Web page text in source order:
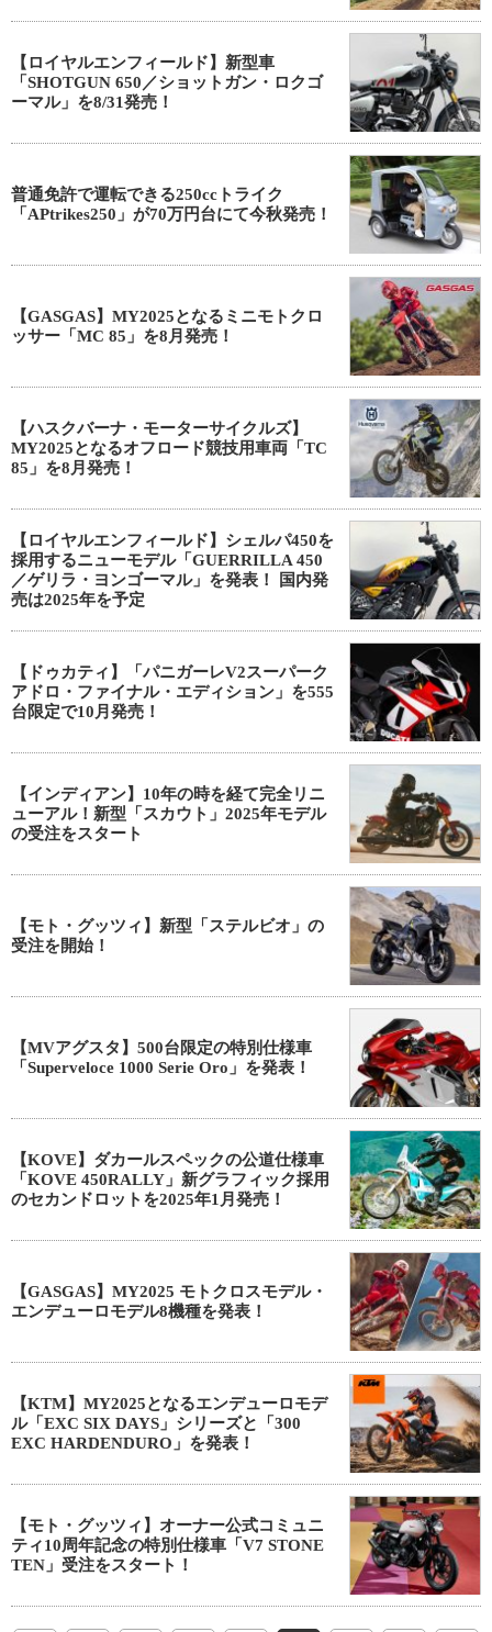
【ロイヤルエンフィールド】新型車
「SHOTGUN 650／ショットガン・ロクゴ
ーマル」を8/31発売！
普通免許で運転できる250ccトライク
「APtrikes250」が70万円台にて今秋発売！
【GASGAS】MY2025となるミニモトクロ
ッサー「MC 85」を8月発売！
【ハスクバーナ・モーターサイクルズ】
MY2025となるオフロード競技用車両「TC
85」を8月発売！
【ロイヤルエンフィールド】シェルパ450を
採用するニューモデル「GUERRILLA 450
／ゲリラ・ヨンゴーマル」を発表！ 国内発
売は2025年を予定
【ドゥカティ】「パニガーレV2スーパーク
アドロ・ファイナル・エディション」を555
台限定で10月発売！
【インディアン】10年の時を経て完全リニ
ューアル！新型「スカウト」2025年モデル
の受注をスタート
【モト・グッツィ】新型「ステルビオ」の
受注を開始！
【MVアグスタ】500台限定の特別仕様車
「Superveloce 1000 Serie Oro」を発表！
【KOVE】ダカールスペックの公道仕様車
「KOVE 450RALLY」新グラフィック採用
のセカンドロットを2025年1月発売！
【GASGAS】MY2025 モトクロスモデル・
エンデューロモデル8機種を発表！
【KTM】MY2025となるエンデューロモデ
ル「EXC SIX DAYS」シリーズと「300
EXC HARDENDURO」を発表！
【モト・グッツィ】オーナー公式コミュニ
ティ10周年記念の特別仕様車「V7 STONE
TEN」受注をスタート！